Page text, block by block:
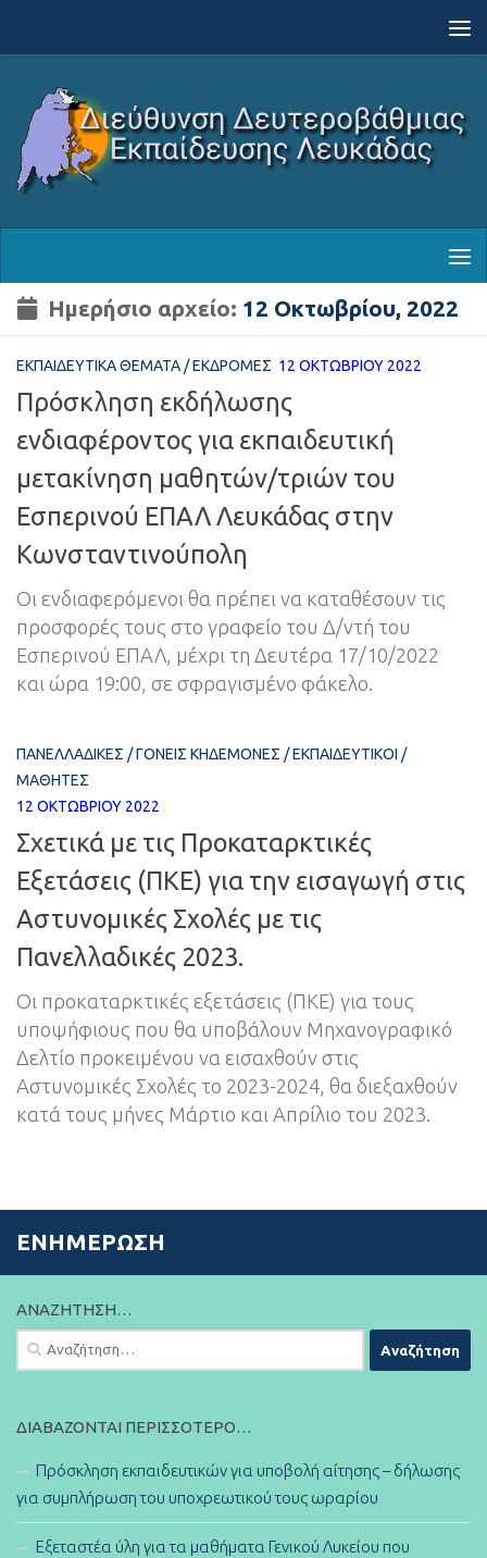
Ημερήσιο αρχείο: 12 Οκτωβρίου, 2022
ΕΚΠΑΙΔΕΥΤΙΚΆ ΘΈΜΑΤΑ /ΕΚΔΡΟΜΈΣ 12 ΟΚΤΩΒΡΊΟΥ 2022
Πρόσκληση εκδήλωσης
ενδιαφέροντος για εκπαιδευτική
μετακίνηση μαθητών/τριών του
Εσπερινού ΕΠΑΛ Λευκάδας στην
Κωνσταντινούπολη
Οι ενδιαφερόμενοι θα πρέπει να καταθέσουν τις
προσφορές τους στο γραφείο του Δ/ντή του
Εσπερινού ΕΠΑΛ, μέχρι τη Δευτέρα 17/10/2022
και ώρα 19:00, σε σφραγισμένο φάκελο.
ΠΑΝΕΛΛΑΔΙΚΈΣ /ΓΟΝΕΊΣ ΚΗΔΕΜΌΝΕΣ /ΕΚΠΑΙΔΕΥΤΙΚΟΊ /
ΜΑΘΗΤΈΣ
12 ΟΚΤΩΒΡΊΟΥ 2022
Σχετικά με τις Προκαταρκτικές
Εξετάσεις (ΠΚΕ) για την εισαγωγή στις
Αστυνομικές Σχολές με τις
Πανελλαδικές 2023.
Οι προκαταρκτικές εξετάσεις (ΠΚΕ) για τους
υποψήφιους που θα υποβάλουν Μηχανογραφικό
Δελτίο προκειμένου να εισαχθούν στις
Αστυνομικές Σχολές το 2023-2024, θα διεξαχθούν
κατά τους μήνες Μάρτιο και Απρίλιο του 2023.
ΕΝΗΜΈΡΩΣΗ
ΑΝΑΖΉΤΗΣΗ…
Αναζήτηση
για:
ΔΙΑΒΆΖΟΝΤΑΙ ΠΕΡΙΣΣΌΤΕΡΟ…
Πρόσκληση εκπαιδευτικών για υποβολή αίτησης – δήλωσης
για συμπλήρωση του υποχρεωτικού τους ωραρίου
Εξεταστέα ύλη για τα μαθήματα Γενικού Λυκείου που